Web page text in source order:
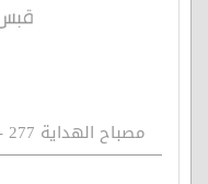
مصباح الهداية 277 - المغالطة في معرفة الحق